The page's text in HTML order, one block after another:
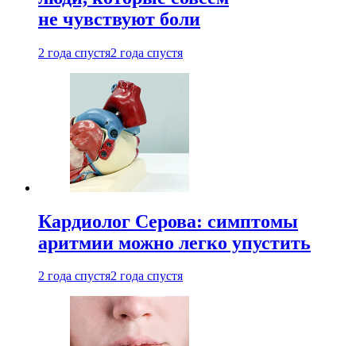
не чувствуют боли
2 года спустя2 года спустя
Кардиолог Серова: симптомы
аритмии можно легко упустить
2 года спустя2 года спустя